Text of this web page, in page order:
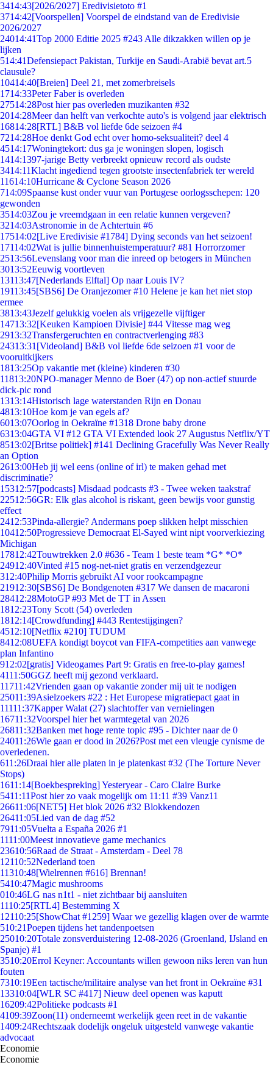
3414:43[2026/2027] Eredivisietoto #1
3714:42[Voorspellen] Voorspel de eindstand van de Eredivisie
2026/2027
24014:41Top 2000 Editie 2025 #243 Alle dikzakken willen op je
lijken
514:41Defensiepact Pakistan, Turkije en Saudi-Arabië bevat art.5
clausule?
10414:40[Breien] Deel 21, met zomerbreisels
1714:33Peter Faber is overleden
27514:28Post hier pas overleden muzikanten #32
2014:28Meer dan helft van verkochte auto's is volgend jaar elektrisch
16814:28[RTL] B&B vol liefde 6de seizoen #4
7214:28Hoe denkt God echt over homo-seksualiteit? deel 4
4514:17Woningtekort: dus ga je woningen slopen, logisch
1414:1397-jarige Betty verbreekt opnieuw record als oudste
3414:11Klacht ingediend tegen grootste insectenfabriek ter wereld
11614:10Hurricane & Cyclone Season 2026
714:09Spaanse kust onder vuur van Portugese oorlogsschepen: 120
gewonden
3514:03Zou je vreemdgaan in een relatie kunnen vergeven?
3214:03Astronomie in de Achtertuin #6
17514:02[Live Eredivisie #1784] Dying seconds van het seizoen!
17114:02Wat is jullie binnenhuistemperatuur? #81 Horrorzomer
2513:56Levenslang voor man die inreed op betogers in München
3013:52Eeuwig voortleven
13113:47[Nederlands Elftal] Op naar Louis IV?
19113:45[SBS6] De Oranjezomer #10 Helene je kan het niet stop
ermee
3813:43Jezelf gelukkig voelen als vrijgezelle vijftiger
14713:32[Keuken Kampioen Divisie] #44 Vitesse mag weg
2913:32Transfergeruchten en contractverlenging #83
24313:31 [Videoland] B&B vol liefde 6de seizoen #1 voor de
vooruitkijkers
1813:25Op vakantie met (kleine) kinderen #30
11813:20NPO-manager Menno de Boer (47) op non-actief stuurde
dick-pic rond
1313:14Historisch lage waterstanden Rijn en Donau
4813:10Hoe kom je van egels af?
6013:07Oorlog in Oekraïne #1318 Drone baby drone
6313:04GTA VI #12 GTA VI Extended look 27 Augustus Netflix/YT
8513:02[Britse politiek] #141 Declining Gracefully Was Never Really
an Option
2613:00Heb jij wel eens (online of irl) te maken gehad met
discriminatie?
15312:57[podcasts] Misdaad podcasts #3 - Twee weken taakstraf
22512:56GR: Elk glas alcohol is riskant, geen bewijs voor gunstig
effect
2412:53Pinda-allergie? Andermans poep slikken helpt misschien
10412:50Progressieve Democraat El-Sayed wint nipt voorverkiezing
Michigan
17812:42Touwtrekken 2.0 #636 - Team 1 beste team *G* *O*
24912:40Vinted #15 nog-net-niet gratis en verzendgezeur
312:40Philip Morris gebruikt AI voor rookcampagne
21912:30[SBS6] De Bondgenoten #317 We dansen de macaroni
28412:28MotoGP #93 Met de TT in Assen
1812:23Tony Scott (54) overleden
1812:14[Crowdfunding] #443 Rentestijgingen?
4512:10[Netflix #210] TUDUM
8412:08UEFA kondigt boycot van FIFA-competities aan vanwege
plan Infantino
912:02[gratis] Videogames Part 9: Gratis en free-to-play games!
4111:50GGZ heeft mij gezond verklaard.
11711:42Vrienden gaan op vakantie zonder mij uit te nodigen
25011:39Asielzoekers #22 : Het Europese migratiepact gaat in
11111:37Kapper Walat (27) slachtoffer van vernielingen
16711:32Voorspel hier het warmtegetal van 2026
26811:32Banken met hoge rente topic #95 - Dichter naar de 0
24011:26Wie gaan er dood in 2026?Post met een vleugje cynisme de
overledenen.
611:26Draai hier alle platen in je platenkast #32 (The Torture Never
Stops)
1611:14[Boekbespreking] Yesteryear - Caro Claire Burke
5411:11Post hier zo vaak mogelijk om 11:11 #39 Vanz11
26611:06[NET5] Het blok 2026 #32 Blokkendozen
26411:05Lied van de dag #52
7911:05Vuelta a España 2026 #1
1111:00Meest innovatieve game mechanics
23610:56Raad de Straat - Amsterdam - Deel 78
12110:52Nederland toen
11310:48[Wielrennen #616] Brennan!
5410:47Magic mushrooms
010:46LG nas n1t1 - niet zichtbaar bij aansluiten
1110:25[RTL4] Bestemming X
12110:25[ShowChat #1259] Waar we gezellig klagen over de warmte
510:21Poepen tijdens het tandenpoetsen
25010:20Totale zonsverduistering 12-08-2026 (Groenland, IJsland en
Spanje) #1
3510:20Errol Keyner: Accountants willen gewoon niks leren van hun
fouten
7310:19Een tactische/militaire analyse van het front in Oekraïne #31
13310:04[WLR SC #417] Nieuw deel openen was kaputt
16209:42Politieke podcasts #1
4109:39Zoon(11) onderneemt werkelijk geen reet in de vakantie
1409:24Rechtszaak dodelijk ongeluk uitgesteld vanwege vakantie
advocaat
Economie
Economie